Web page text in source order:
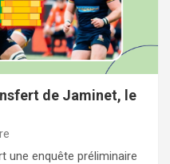
de Jaminet, le
une enquête préliminaire